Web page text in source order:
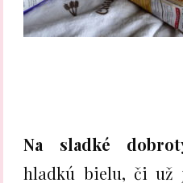
Na sladké
hladkú bielu, či už